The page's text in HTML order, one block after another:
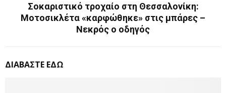
Σοκαριστικό τροχαίο στη Θεσσαλονίκη:
Μοτοσικλέτα «καρφώθηκε» στις μπάρες –
Νεκρός ο οδηγός
ΔΙΑΒΑΣΤΕ ΕΔΩ